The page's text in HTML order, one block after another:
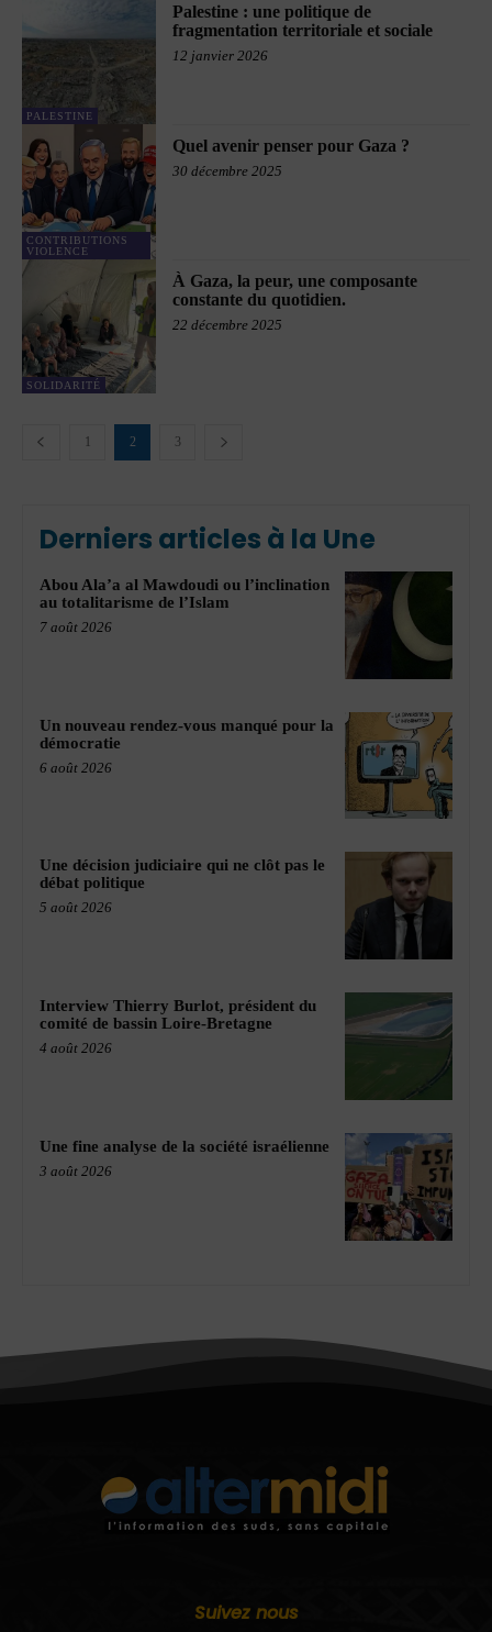
PALESTINE
Palestine : une politique de
fragmentation territoriale et sociale
12 janvier 2026
CONTRIBUTIONS
VIOLENCE
Quel avenir penser pour Gaza ?
30 décembre 2025
SOLIDARITÉ
À Gaza, la peur, une composante
constante du quotidien.
22 décembre 2025
2 3
Derniers articles à la Une
Abou Ala’a al Mawdoudi ou l’inclination
au totalitarisme de l’Islam
7 août 2026
Un nouveau rendez-vous manqué pour la
démocratie
6 août 2026
Une décision judiciaire qui ne clôt pas le
débat politique
5 août 2026
Interview Thierry Burlot, président du
comité de bassin Loire-Bretagne
4 août 2026
Une fine analyse de la société israélienne
3 août 2026
Suivez nous